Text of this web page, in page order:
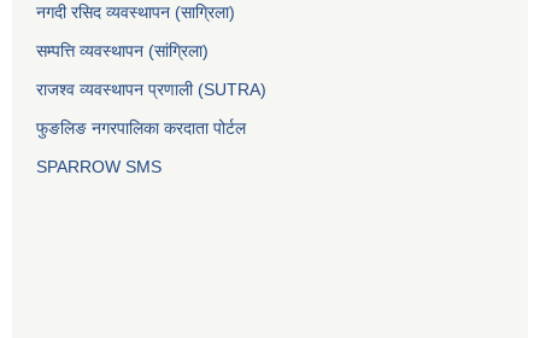
नगदी रसिद व्यवस्थापन (साग्रिला)
सम्पत्ति व्यवस्थापन (सांग्रिला)
राजश्व व्यवस्थापन प्रणाली (SUTRA)
फुङलिङ नगरपालिका करदाता पोर्टल
SPARROW SMS